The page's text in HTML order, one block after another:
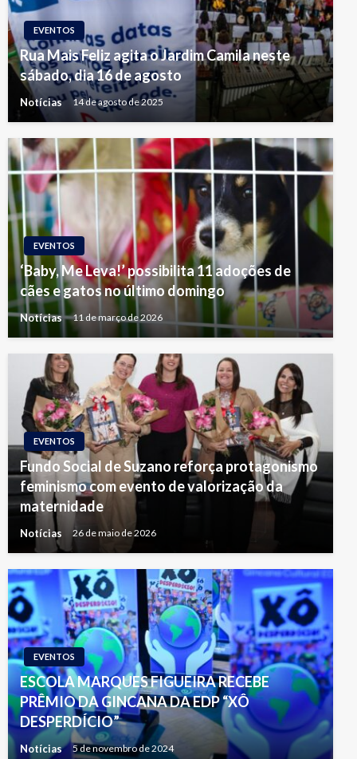
EVENTOS
Rua Mais Feliz agita o Jardim Camila neste
sábado, dia 16 de agosto
Notícias 14 de agosto de 2025
EVENTOS
‘Baby, Me Leva!’ possibilita 11 adoções de
cães e gatos no último domingo
Notícias 11 de março de 2026
EVENTOS
Fundo Social de Suzano reforça protagonismo
feminismo com evento de valorização da
maternidade
Notícias 26 de maio de 2026
EVENTOS
ESCOLA MARQUES FIGUEIRA RECEBE
PRÊMIO DA GINCANA DA EDP “XÔ
DESPERDÍCIO”
Notícias 5 de novembro de 2024